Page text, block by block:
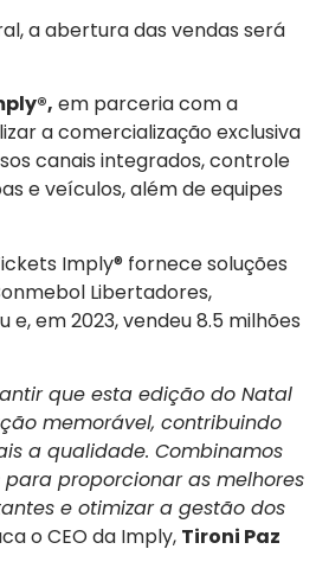
a abertura das vendas será
em parceria com a
a comercialização exclusiva
canais integrados, controle
e veículos, além de equipes
Imply® fornece soluções
Libertadores,
em 2023, vendeu 8.5 milhões
que esta edição do Natal
memorável, contribuindo
a qualidade. Combinamos
proporcionar as melhores
e otimizar a gestão dos
o CEO da Imply, Tironi Paz